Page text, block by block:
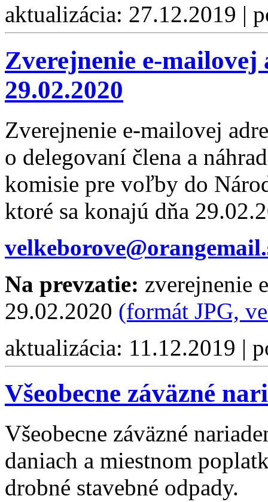
aktualizácia: 27.12.2019 |
Zverejnenie e-
29.02.2020
Zverejnenie e-mailovej
o delegovaní člena a
komisie pre voľby do
ktoré sa konajú dňa
Na prevzatie: zverejnenie
29.02.2020 (formát JPG,
aktualizácia: 11.12.2019 |
Všeobecne záväzné
Všeobecne záväzné
daniach a miestnom
drobné stavebné odpady.